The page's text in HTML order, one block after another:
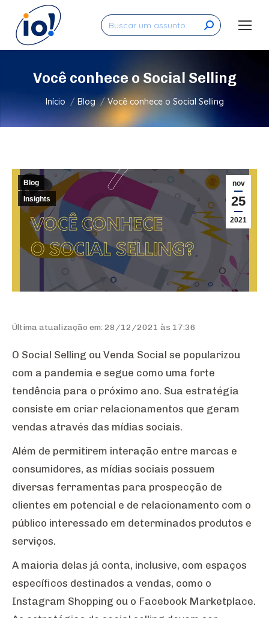
Search:
Você conhece o Social Selling
Você está aqui:
Início Blog Você conhece o Social Selling
nov
25
2021
Blog
Insights
Última atualização em: 28/12/2021 às 17:36
O Social Selling ou Venda Social se popularizou
com a pandemia e segue como uma forte
tendência para o próximo ano. Sua estratégia
consiste em criar relacionamentos que geram
vendas através das mídias sociais.
Além de permitirem interação entre marcas e
consumidores, as mídias sociais possuem
diversas ferramentas para prospecção de
clientes em potencial e de relacionamento com o
público interessado em determinados produtos e
serviços.
A maioria delas já conta, inclusive, com espaços
específicos destinados a vendas, como o
Instagram Shopping ou o Facebook Marketplace.